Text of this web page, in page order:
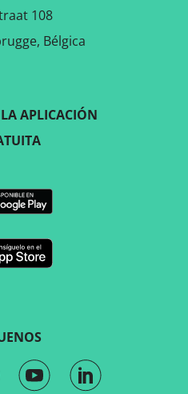
108
Bélgica
APLICACIÓN